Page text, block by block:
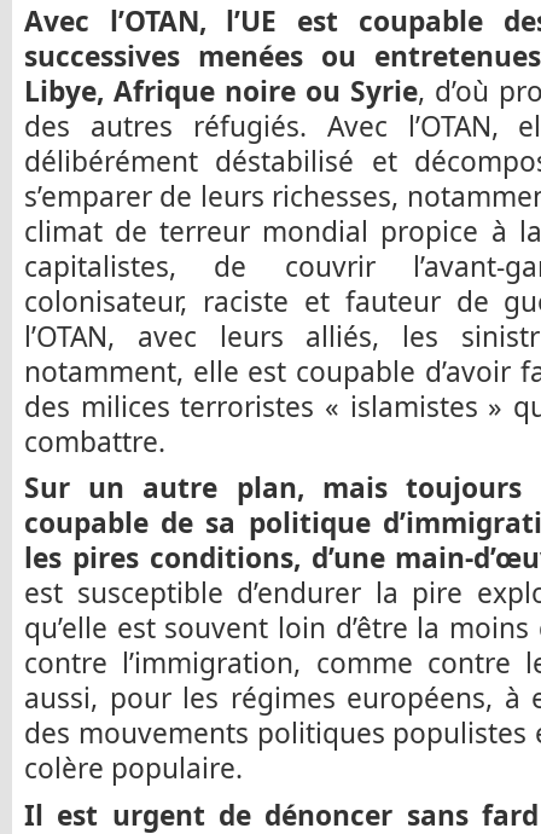
Avec l’OTAN, l’UE est coupable
successives menées ou
Libye, Afrique noire ou Syrie, d’où
des autres réfugiés. Avec l’OTAN,
délibérément déstabilisé et
s’emparer de leurs richesses,
climat de terreur mondial propice à
capitalistes, de couvrir l’avant-
colonisateur, raciste et fauteur de
l’OTAN, avec leurs alliés, les
notamment, elle est coupable d’avoir
des milices terroristes « islamistes »
combattre.
Sur un autre plan, mais toujours
coupable de sa politique
les pires conditions, d’une main-
est susceptible d’endurer la pire
qu’elle est souvent loin d’être la
contre l’immigration, comme contre
aussi, pour les régimes européens, à
des mouvements politiques
colère populaire.
Il est urgent de dénoncer sans